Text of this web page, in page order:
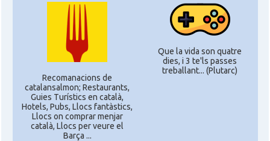
Recomanacions de
catalansalmon; Restaurants,
Guies Turístics en català,
Hotels, Pubs, Llocs fantàstics,
Llocs on comprar menjar
català, Llocs per veure el
Barça ...
Que la vida son quatre
dies, i 3 te'ls passes
treballant... (Plutarc)